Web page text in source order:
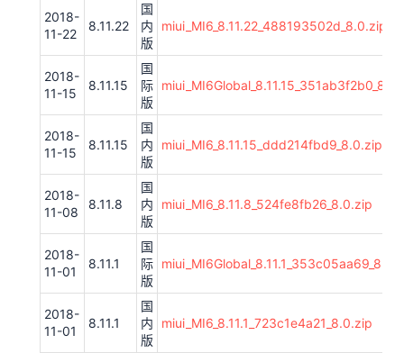
2018-
11-22
8.11.22
国
内
版
miui_MI6_8.11.22_488193502d_8.0.zip
2018-
11-15
8.11.15
国
际
版
2018-
11-15
8.11.15
国
内
版
miui_MI6_8.11.15_ddd214fbd9_8.0.zip
2018-
11-08
8.11.8
国
内
版
miui_MI6_8.11.8_524fe8fb26_8.0.zip
2018-
11-01
8.11.1
国
际
版
2018-
11-01
8.11.1
国
内
版
miui_MI6_8.11.1_723c1e4a21_8.0.zip